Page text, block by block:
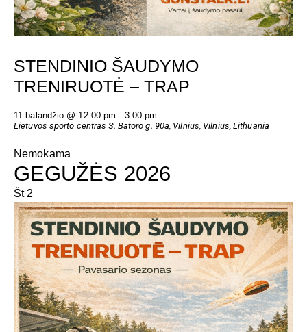
STENDINIO ŠAUDYMO
TRENIRUOTĖ – TRAP
11 balandžio @ 12:00 pm - 3:00 pm
Lietuvos sporto centrasS. Batoro g. 90a, Vilnius, Vilnius, Lithuania
Nemokama
GEGUŽĖS 2026
Št 2